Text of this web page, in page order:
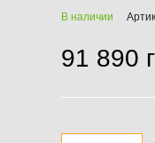
В наличии
91 890